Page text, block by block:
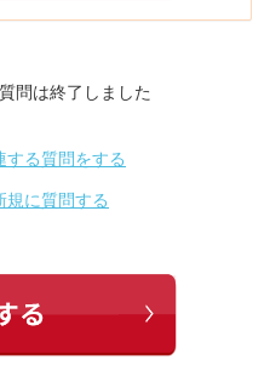
問は終了しました
する質問をする
規に質問する